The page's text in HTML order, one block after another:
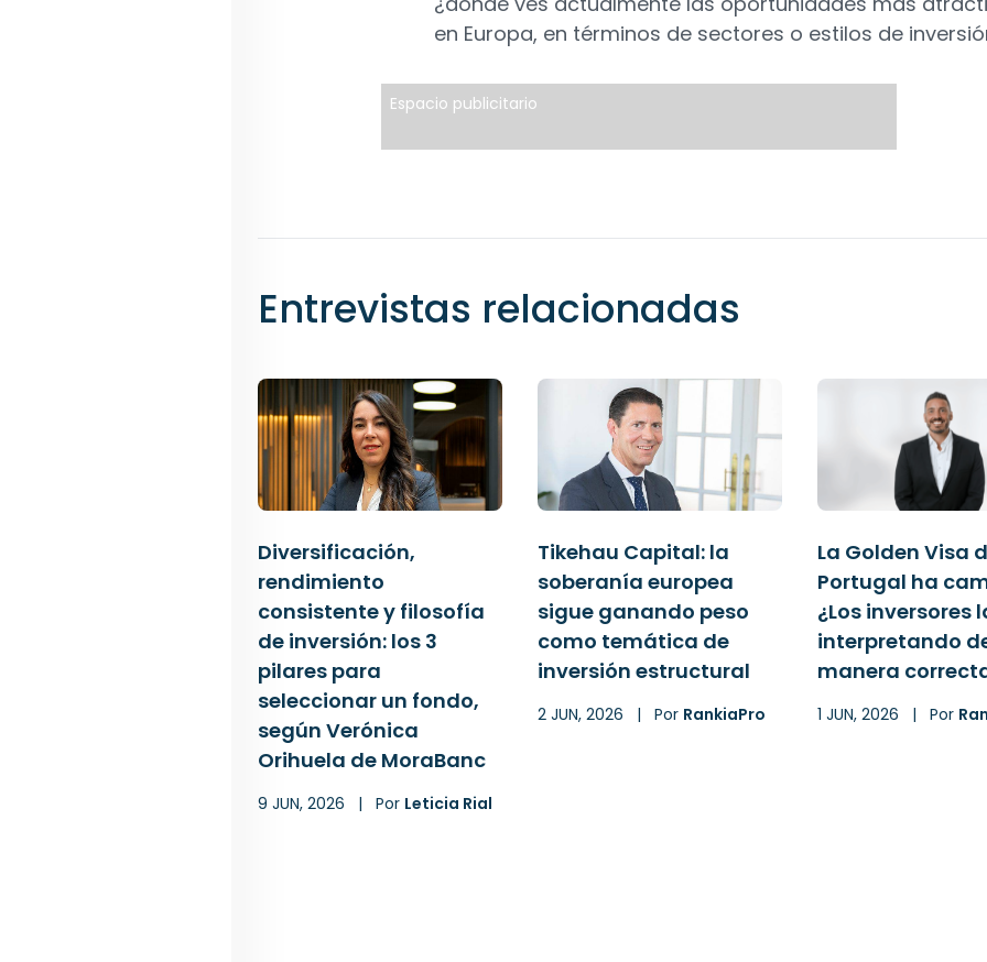
en Europa, en términos de sectores o estilos de
Espacio publicitario
Entrevistas relacionadas
Diversificación,
rendimiento
consistente y filosofía
de inversión: los 3
pilares para
seleccionar un fondo,
según Verónica
Orihuela de MoraBanc
9 JUN, 2026 | Por Leticia Rial
Tikehau Capital: la
soberanía europea
sigue ganando peso
como temática de
inversión estructural
2 JUN, 2026 | Por RankiaPro
La Golden Visa
Portugal ha
¿Los inversores
interpretando
manera
1 JUN, 2026 | Por